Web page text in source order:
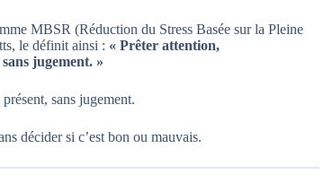
MBSR (Réduction du Stress Basée sur la Pleine
le définit ainsi : « Prêter attention,
jugement. »
sans jugement.
décider si c’est bon ou mauvais.